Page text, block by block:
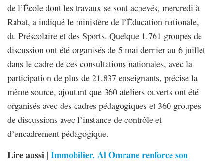
de l’École dont les travaux se sont achevés, mercredi à
Rabat, a indiqué le ministère de l’Éducation nationale,
du Préscolaire et des Sports. Quelque 1.761 groupes de
discussion ont été organisés de 5 mai dernier au 6 juillet
dans le cadre de ces consultations nationales, avec la
participation de plus de 21.837 enseignants, précise la
même source, ajoutant que 360 ateliers ouverts ont été
organisés avec des cadres pédagogiques et 360 groupes
de discussions avec l’instance de contrôle et
d’encadrement pédagogique.
Lire aussi | Immobilier. Al Omrane renforce son